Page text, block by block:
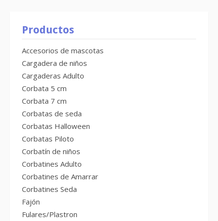
Productos
Accesorios de mascotas
Cargadera de niños
Cargaderas Adulto
Corbata 5 cm
Corbata 7 cm
Corbatas de seda
Corbatas Halloween
Corbatas Piloto
Corbatín de niños
Corbatines Adulto
Corbatines de Amarrar
Corbatines Seda
Fajón
Fulares/Plastron